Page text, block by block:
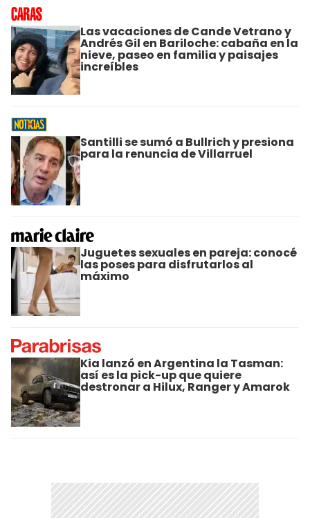
Las vacaciones de Cande Vetrano y
Andrés Gil en Bariloche: cabaña en la
nieve, paseo en familia y paisajes
increíbles
Santilli se sumó a Bullrich y presiona
para la renuncia de Villarruel
Juguetes sexuales en pareja: conocé
las poses para disfrutarlos al
máximo
Kia lanzó en Argentina la Tasman:
así es la pick-up que quiere
destronar a Hilux, Ranger y Amarok